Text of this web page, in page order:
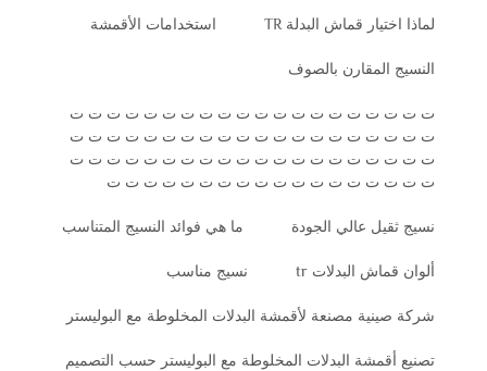
لماذا اختيار قماش البدلة TR استخدامات الأقمشة
النسيج المقارن بالصوف
ت ت ت ت ت ت ت ت ت ت ت ت ت ت ت ت ت ت ت ت
ت ت ت ت ت ت ت ت ت ت ت ت ت ت ت ت ت ت ت ت
ت ت ت ت ت ت ت ت ت ت ت ت ت ت ت ت ت ت ت ت
ت ت ت ت ت ت ت ت ت ت ت ت ت ت ت ت ت ت
نسيج ثقيل عالي الجودة ما هي فوائد النسيج المتناسب
ألوان قماش البدلات tr نسيج مناسب
شركة صينية مصنعة لأقمشة البدلات المخلوطة مع البوليستر
تصنيع أقمشة البدلات المخلوطة مع البوليستر حسب التصميم